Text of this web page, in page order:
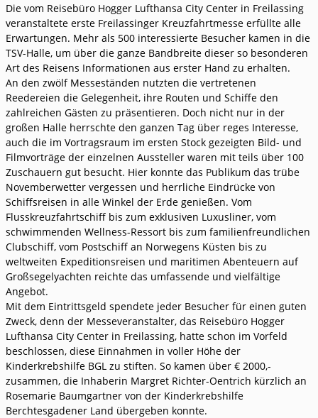
Die vom Reisebüro Hogger Lufthansa City Center in Freilassing
veranstaltete erste Freilassinger Kreuzfahrtmesse erfüllte alle
Erwartungen. Mehr als 500 interessierte Besucher kamen in die
TSV-Halle, um über die ganze Bandbreite dieser so besonderen
Art des Reisens Informationen aus erster Hand zu erhalten.
An den zwölf Messeständen nutzten die vertretenen
Reedereien die Gelegenheit, ihre Routen und Schiffe den
zahlreichen Gästen zu präsentieren. Doch nicht nur in der
großen Halle herrschte den ganzen Tag über reges Interesse,
auch die im Vortragsraum im ersten Stock gezeigten Bild- und
Filmvorträge der einzelnen Aussteller waren mit teils über 100
Zuschauern gut besucht. Hier konnte das Publikum das trübe
Novemberwetter vergessen und herrliche Eindrücke von
Schiffsreisen in alle Winkel der Erde genießen. Vom
Flusskreuzfahrtschiff bis zum exklusiven Luxusliner, vom
schwimmenden Wellness-Ressort bis zum familienfreundlichen
Clubschiff, vom Postschiff an Norwegens Küsten bis zu
weltweiten Expeditionsreisen und maritimen Abenteuern auf
Großsegelyachten reichte das umfassende und vielfältige
Angebot.
Mit dem Eintrittsgeld spendete jeder Besucher für einen guten
Zweck, denn der Messeveranstalter, das Reisebüro Hogger
Lufthansa City Center in Freilassing, hatte schon im Vorfeld
beschlossen, diese Einnahmen in voller Höhe der
Kinderkrebshilfe BGL zu stiften. So kamen über € 2000,-
zusammen, die Inhaberin Margret Richter-Oentrich kürzlich an
Rosemarie Baumgartner von der Kinderkrebshilfe
Berchtesgadener Land übergeben konnte.